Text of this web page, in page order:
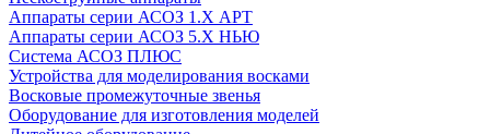
Аппараты серии АСОЗ 1.Х АРТ
Аппараты серии АСОЗ 5.Х НЬЮ
Система АСОЗ ПЛЮС
Устройства для моделирования восками
Восковые промежуточные звенья
Оборудование для изготовления моделей